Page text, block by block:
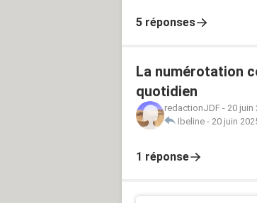
5 réponses
La numérotation
quotidien
redactionJDF - 20 juin
Ibeline - 20 juin
1 réponse